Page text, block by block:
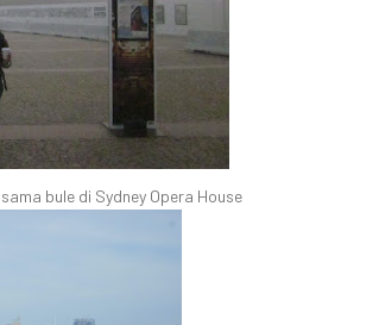
bule di Sydney Opera House